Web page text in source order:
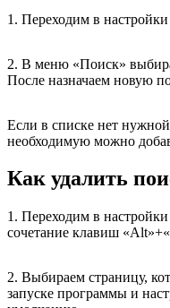
1. Переходим в
2. В меню «Поиск»
После назначаем новую
Если в списке нет
необходимую можно
Как удалить
1. Переходим в
сочетание клавиш
2. Выбираем страницу,
запуске программы и